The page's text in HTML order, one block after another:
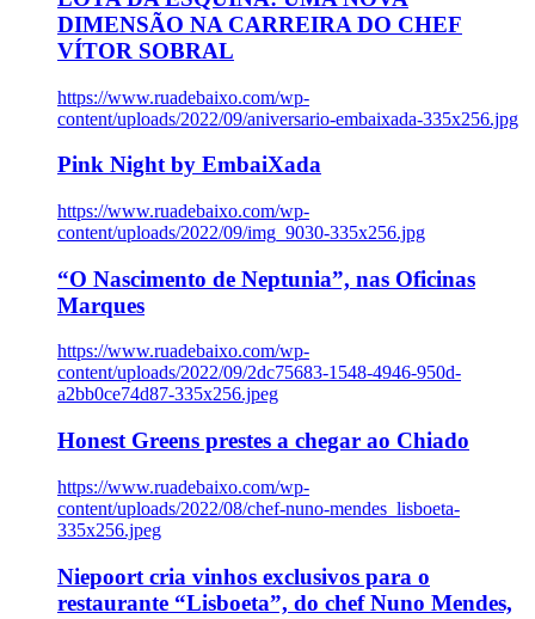
DIMENSÃO NA CARREIRA DO CHEF
VÍTOR SOBRAL
https://www.ruadebaixo.com/wp-
content/uploads/2022/09/aniversario-embaixada-335x256.jpg
Pink Night by EmbaiXada
https://www.ruadebaixo.com/wp-
content/uploads/2022/09/img_9030-335x256.jpg
“O Nascimento de Neptunia”, nas Oficinas
Marques
https://www.ruadebaixo.com/wp-
content/uploads/2022/09/2dc75683-1548-4946-950d-
a2bb0ce74d87-335x256.jpeg
Honest Greens prestes a chegar ao Chiado
https://www.ruadebaixo.com/wp-
content/uploads/2022/08/chef-nuno-mendes_lisboeta-
335x256.jpeg
Niepoort cria vinhos exclusivos para o
restaurante “Lisboeta”, do chef Nuno Mendes,